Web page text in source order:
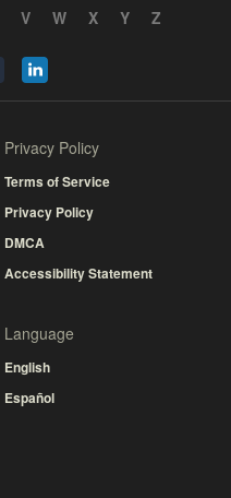
V W X Y Z
Privacy Policy
Terms of Service
Privacy Policy
DMCA
Accessibility Statement
Language
English
Español